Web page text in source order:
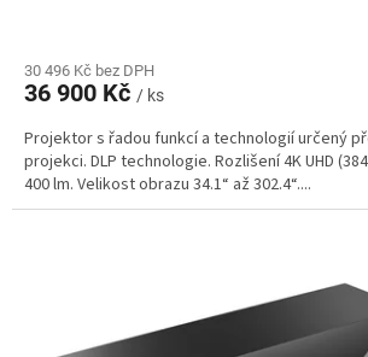
30 496 Kč bez DPH
36 900 Kč / ks
Projektor s řadou funkcí a technologií určený
projekci. DLP technologie. Rozlišení 4K UHD
400 lm. Velikost obrazu 34.1“ až 302.4“....